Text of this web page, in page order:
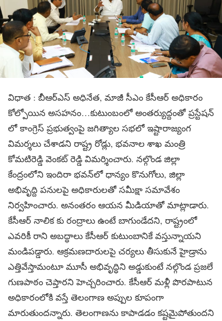
విధాత : బీఆర్ఎస్ అధినేత, మాజీ సీఎం కేసీఆర్ అధికారం
కోల్పోయిన అసహనం…కుటుంబంలో అంతర్యుద్దంతో ప్రస్టేషన్
లో కాంగ్రెస్ ప్రభుత్వంపై జగిత్యాల సభలో ఇష్టారాజ్యంగ
విమర్శలు చేశాడని రాష్ట్ర రోడ్లు, భవనాల శాఖ మంత్రి
కోమటిరెడ్డి వెంకట్ రెడ్డి విమర్శించారు. నల్గొండ జిల్లా
కేంద్రంలోని ఇందిరా భవన్‌లో ధాన్యం కొనుగోలు, జిల్లా
అభివృద్ది పనులపై అధికారులతో సమీక్షా సమావేశం
నిర్వహించారు. అనంతరం ఆయన మీడియాతో మాట్లాడారు.
కేసీఆర్ నాలిక కు రంద్రాలు ఉంటే బాగుండేదని, రాష్ట్రంలో
ఎవరికీ రాని అబద్ధాలు కేసీఆర్ కుటుంబానికే వస్తున్నాయని
మండిపడ్డారు. ఆక్రమణదారులపై చర్యలు తీసుకునే హైడ్రాను
ఎత్తివేస్తామంటూ మూసీ అభివృద్ధిని అడ్డుకుంటే నల్గొండ ప్రజలే
గుణపాఠం చెప్తారని హెచ్చరించారు. కేసీఆర్ మళ్లీ పొరపాటున
అధికారంలోకి వస్తే తెలంగాణ అప్పుల కూపంగా
మారుతుందన్నారు. తెలంగాణను కాపాడడం కష్టమైపోతుందని